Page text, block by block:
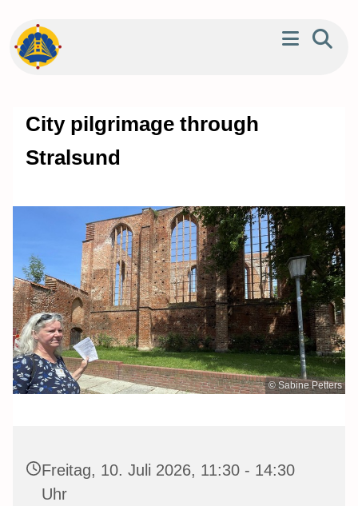
City pilgrimage through
Stralsund
© Sabine Petters
Freitag, 10. Juli 2026, 11:30 - 14:30
Uhr